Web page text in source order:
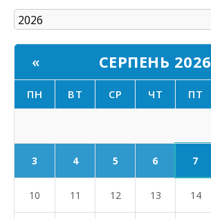
« СЕРПЕНЬ 2026
ПН ВТ СР ЧТ ПТ
3 4 5 6 7
10 11 12 13 14